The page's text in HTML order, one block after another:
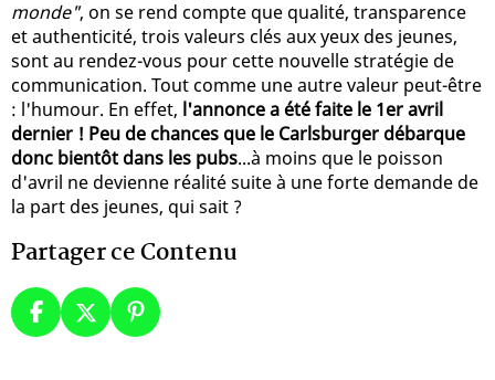
monde", on se rend compte que qualité, transparence
et authenticité, trois valeurs clés aux yeux des jeunes,
sont au rendez-vous pour cette nouvelle stratégie de
communication. Tout comme une autre valeur peut-être
: l'humour. En effet, l'annonce a été faite le 1er avril
dernier ! Peu de chances que le Carlsburger débarque
donc bientôt dans les pubs...à moins que le poisson
d'avril ne devienne réalité suite à une forte demande de
la part des jeunes, qui sait ?
Partager ce Contenu